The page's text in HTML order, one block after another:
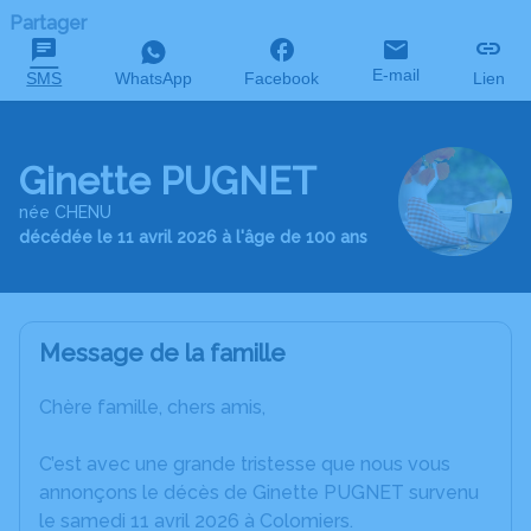
Partager
SMS WhatsApp Facebook E-mail Lien
Ginette PUGNET
née CHENU
décédée le 11 avril 2026 à l'âge de 100 ans
Message de la famille
Chère famille, chers amis,
C’est avec une grande tristesse que nous vous
annonçons le décès de Ginette PUGNET survenu
le samedi 11 avril 2026 à Colomiers.